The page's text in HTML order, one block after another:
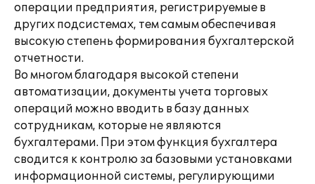
операции предприятия, регистрируемые в
других подсистемах, тем самым обеспечивая
высокую степень формирования бухгалтерской
отчетности.
Во многом благодаря высокой степени
автоматизации, документы учета торговых
операций можно вводить в базу данных
сотрудникам, которые не являются
бухгалтерами. При этом функция бухгалтера
сводится к контролю за базовыми установками
информационной системы, регулирующими